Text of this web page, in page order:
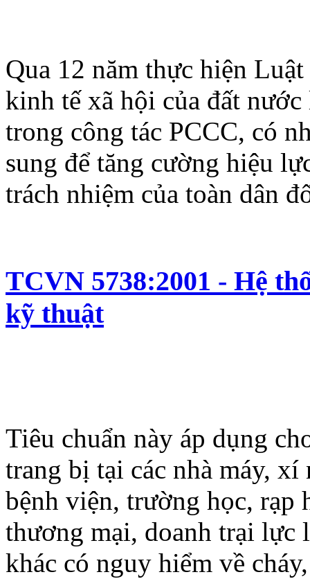
Qua 12 năm thực hiện
kinh tế xã hội của đất
trong công tác PCCC, có
sung để tăng cường hiệu
trách nhiệm của toàn dân
TCVN 5738:2001 - Hệ
kỹ thuật
Tiêu chuẩn này áp dụng
trang bị tại các nhà máy,
bệnh viện, trường học, rạp
thương mại, doanh trại lực
khác có nguy hiểm về